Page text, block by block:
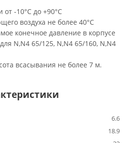
-10°C до +90°C
воздуха не более 40°C
конечное давление в корпусе
N,N4 65/125, N,N4 65/160, N,N4
всасывания не более 7 м.
6.6
18.9